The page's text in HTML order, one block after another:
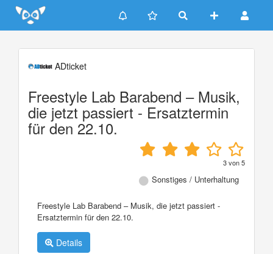
Update cookies preferences
ADticket
Freestyle Lab Barabend – Musik,
die jetzt passiert - Ersatztermin
für den 22.10.
3von5
Sonstiges / Unterhaltung
Freestyle Lab Barabend – Musik, die jetzt passiert -
Ersatztermin für den 22.10.
Details